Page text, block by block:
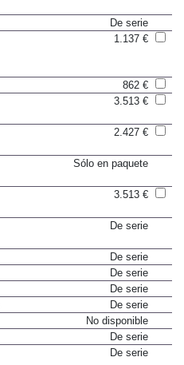
De serie
1.137 €
862 €
3.513 €
2.427 €
Sólo en paquete
3.513 €
De serie
De serie
De serie
De serie
De serie
No disponible
De serie
De serie